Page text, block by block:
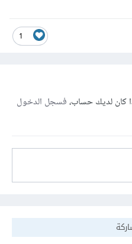
1
كان لديك حساب،فسجل الدخول